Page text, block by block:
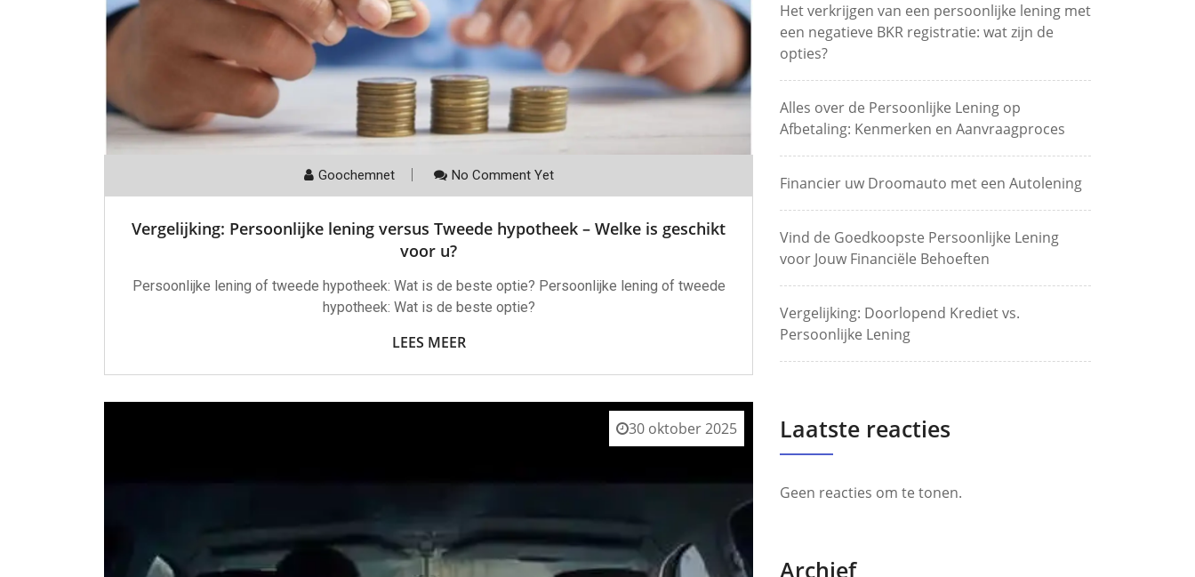
Goochemnet No Comment Yet
Vergelijking: Persoonlijke lening versus Tweede hypotheek – Welke is geschikt
voor u?
Persoonlijke lening of tweede hypotheek: Wat is de beste optie? Persoonlijke lening of tweede
hypotheek: Wat is de beste optie?
LEES MEER
30 oktober 2025
Het verkrijgen van een persoonlijke lening met
een negatieve BKR registratie: wat zijn de
opties?
Alles over de Persoonlijke Lening op
Afbetaling: Kenmerken en Aanvraagproces
Financier uw Droomauto met een Autolening
Vind de Goedkoopste Persoonlijke Lening
voor Jouw Financiële Behoeften
Vergelijking: Doorlopend Krediet vs.
Persoonlijke Lening
Laatste reacties
Geen reacties om te tonen.
Archief